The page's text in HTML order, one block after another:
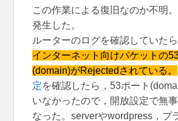
この作業による復旧なのか不明
発生した。
ルーターのログを確認していた
インターネット向けパケットの
(domain)がRejectedされている。
定を確認したら，53ポート
いなかったので，開放設定で無
なった。serverやwordpress，プ